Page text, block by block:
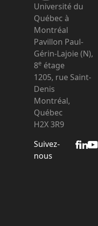
Université du
Québec à
Montréal
Pavillon Paul-
Gérin-Lajoie (N),
8e étage
1205, rue Saint-
Denis
Montréal,
Québec
H2X 3R9
Suivez-
nous